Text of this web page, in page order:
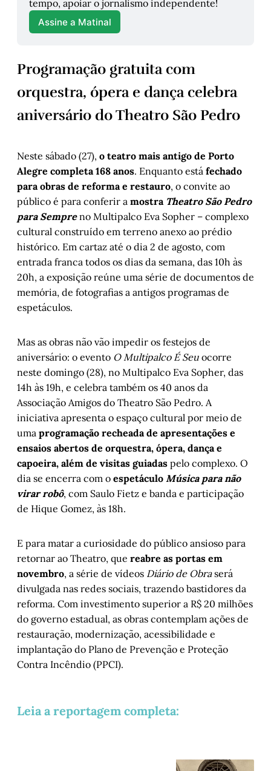
tempo, apoiar o jornalismo independente!
Assine a Matinal
Programação gratuita com
orquestra, ópera e dança celebra
aniversário do Theatro São Pedro
Neste sábado (27), o teatro mais antigo de Porto
Alegre completa 168 anos. Enquanto está fechado
para obras de reforma e restauro, o convite ao
público é para conferir a mostra Theatro São Pedro
para Sempreno Multipalco Eva Sopher – complexo
cultural construído em terreno anexo ao prédio
histórico. Em cartaz até o dia 2 de agosto, com
entrada franca todos os dias da semana, das 10h às
20h, a exposição reúne uma série de documentos de
memória, de fotografias a antigos programas de
espetáculos.
Mas as obras não vão impedir os festejos de
aniversário: o evento O Multipalco É Seu ocorre
neste domingo (28), no Multipalco Eva Sopher, das
14h às 19h, e celebra também os 40 anos da
Associação Amigos do Theatro São Pedro. A
iniciativa apresenta o espaço cultural por meio de
uma programação recheada de apresentações e
ensaios abertos de orquestra, ópera, dança e
capoeira, além de visitas guiadas pelo complexo. O
dia se encerra com o espetáculo Música para não
virar robô, com Saulo Fietz e banda e participação
de Hique Gomez, às 18h.
E para matar a curiosidade do público ansioso para
retornar ao Theatro, que reabre as portas em
novembro, a série de vídeos Diário de Obraserá
divulgada nas redes sociais, trazendo bastidores da
reforma. Com investimento superior a R$ 20 milhões
do governo estadual, as obras contemplam ações de
restauração, modernização, acessibilidade e
implantação do Plano de Prevenção e Proteção
Contra Incêndio (PPCI).
Leia a reportagem completa: